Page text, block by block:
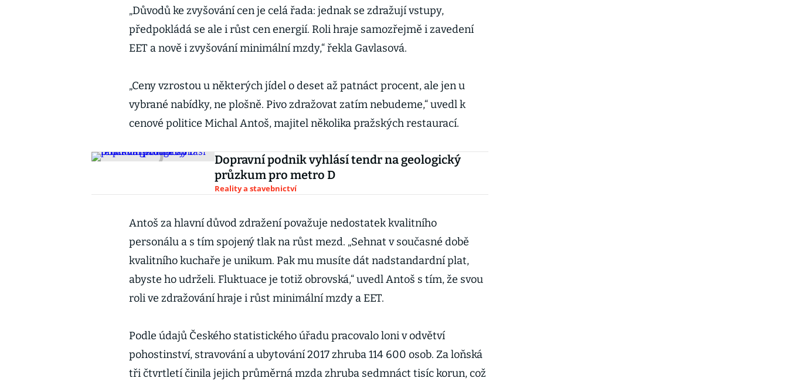
„Důvodů ke zvyšování cen je celá řada: jednak se zdražují vstupy,
předpokládá se ale i růst cen energií. Roli hraje samozřejmě i zavedení
EET a nově i zvyšování minimální mzdy,“ řekla Gavlasová.
„Ceny vzrostou u některých jídel o deset až patnáct procent, ale jen u
vybrané nabídky, ne plošně. Pivo zdražovat zatím nebudeme,“ uvedl k
cenové politice Michal Antoš, majitel několika pražských restaurací.
Dopravní podnik vyhlásí tendr na geologický
průzkum pro metro D
Reality a stavebnictví
Antoš za hlavní důvod zdražení považuje nedostatek kvalitního
personálu a s tím spojený tlak na růst mezd. „Sehnat v současné době
kvalitního kuchaře je unikum. Pak mu musíte dát nadstandardní plat,
abyste ho udrželi. Fluktuace je totiž obrovská,“ uvedl Antoš s tím, že svou
roli ve zdražování hraje i růst minimální mzdy a EET.
Podle údajů Českého statistického úřadu pracovalo loni v odvětví
pohostinství, stravování a ubytování 2017 zhruba 114 600 osob. Za loňská
tři čtvrtletí činila jejich průměrná mzda zhruba sedmnáct tisíc korun, což